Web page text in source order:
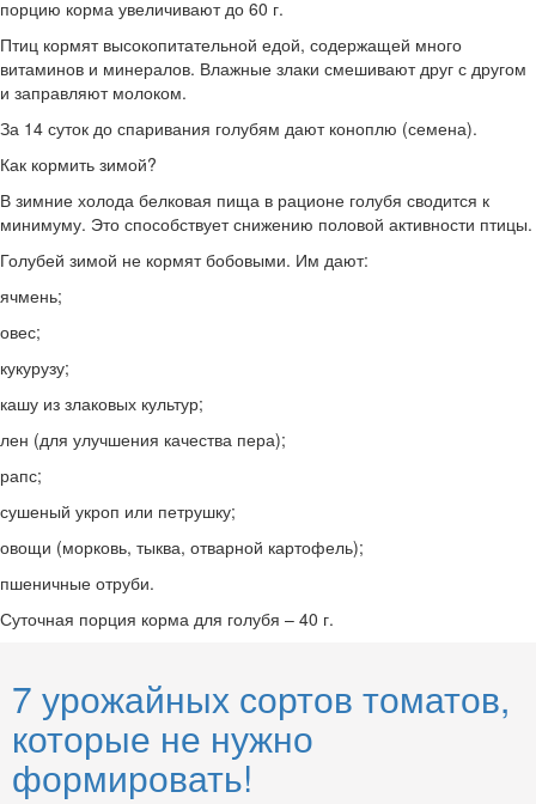
порцию корма увеличивают до 60 г.
Птиц кормят высокопитательной едой, содержащей много
витаминов и минералов. Влажные злаки смешивают друг с другом
и заправляют молоком.
За 14 суток до спаривания голубям дают коноплю (семена).
Как кормить зимой?
В зимние холода белковая пища в рационе голубя сводится к
минимуму. Это способствует снижению половой активности птицы.
Голубей зимой не кормят бобовыми. Им дают:
ячмень;
овес;
кукурузу;
кашу из злаковых культур;
лен (для улучшения качества пера);
рапс;
сушеный укроп или петрушку;
овощи (морковь, тыква, отварной картофель);
пшеничные отруби.
Суточная порция корма для голубя – 40 г.
7 урожайных сортов томатов,
которые не нужно
формировать!